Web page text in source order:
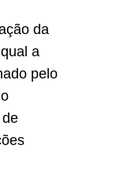
da
a
pelo